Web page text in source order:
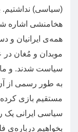
(سیاسی) نداشتیم.
هخامنشی اشاره
همه‌ی ایرانیان و
موبدان و مُغان
سیاست شدند. و
به طور رسمی از
مستقیم بازی
سیاسی ایرانی یک
بخواهیم